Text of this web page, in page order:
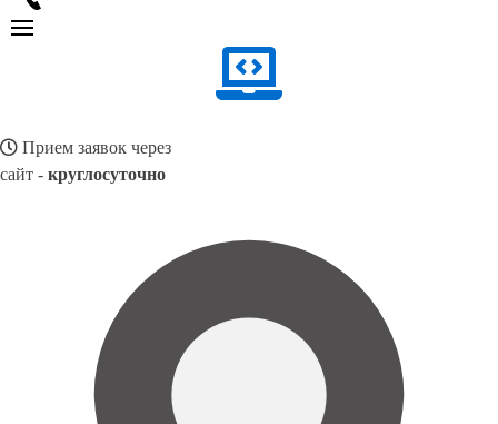
Прием заявок через
сайт - круглосуточно